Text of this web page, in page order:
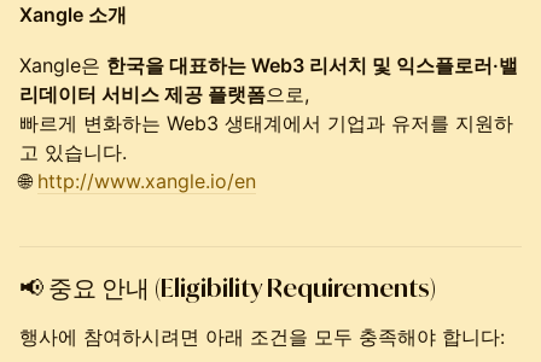
Xangle 소개
Xangle은 한국을 대표하는 Web3 리서치 및 익스플로러·밸
리데이터 서비스 제공 플랫폼으로,
빠르게 변화하는 Web3 생태계에서 기업과 유저를 지원하
고 있습니다.
🌐 http://www.xangle.io/en
📢 중요 안내 (Eligibility Requirements)
행사에 참여하시려면 아래 조건을 모두 충족해야 합니다: